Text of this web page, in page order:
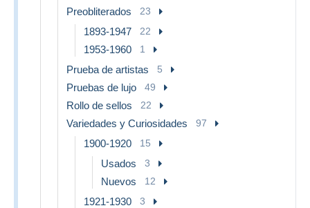
Preobliterados 23
1893-1947 22
1953-1960 1
Prueba de artistas 5
Pruebas de lujo 49
Rollo de sellos 22
Variedades y Curiosidades 97
1900-1920 15
Usados 3
Nuevos 12
1921-1930 3